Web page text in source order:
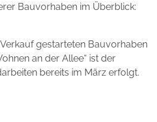
Bauvorhaben im Überblick:
gestarteten Bauvorhaben
an der Allee“ ist der
bereits im März erfolgt.